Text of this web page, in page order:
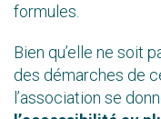
formules.
Bien qu’elle ne soit
des démarches de
l’association se